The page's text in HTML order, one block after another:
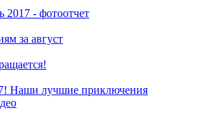
2017 - фотоотчет
за август
Наши лучшие приключения